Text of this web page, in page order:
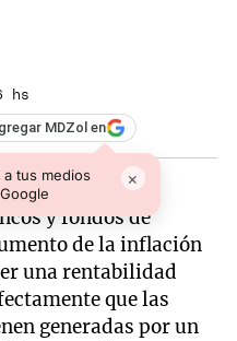
hs
MDZol en
a tus medios
×
acusó esta
y fondos de
de la inflación
una rentabilidad
que las
generadas por un